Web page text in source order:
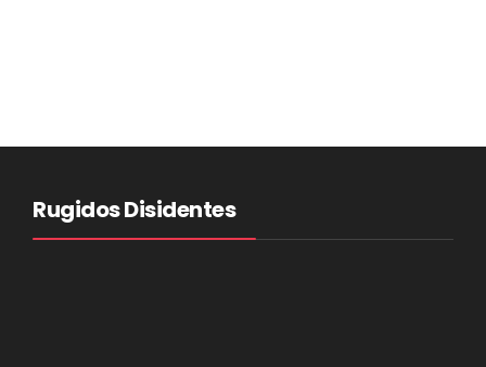
Rugidos Disidentes